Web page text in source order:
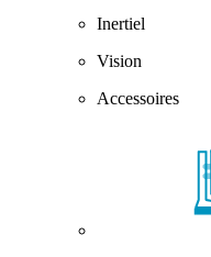
Inertiel
Vision
Accessoires